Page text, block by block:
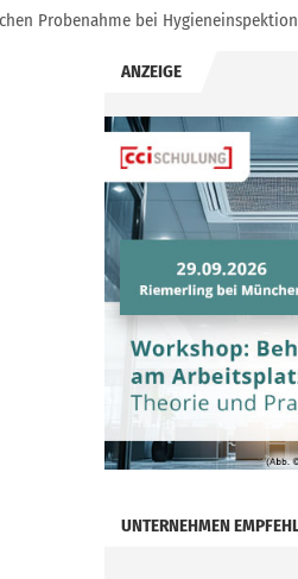
Probenahme bei
ANZEIGE
UNTERNEHMEN